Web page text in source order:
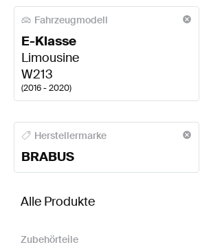
Fahrzeugmodell
E-Klasse
Limousine
W213
(2016 - 2020)
BRABUS A-Klasse Motor &
Herstellermarke
BRABUS
BRABUS E-Klasse W213 Motor &
Alle Produkte
Zubehörteile